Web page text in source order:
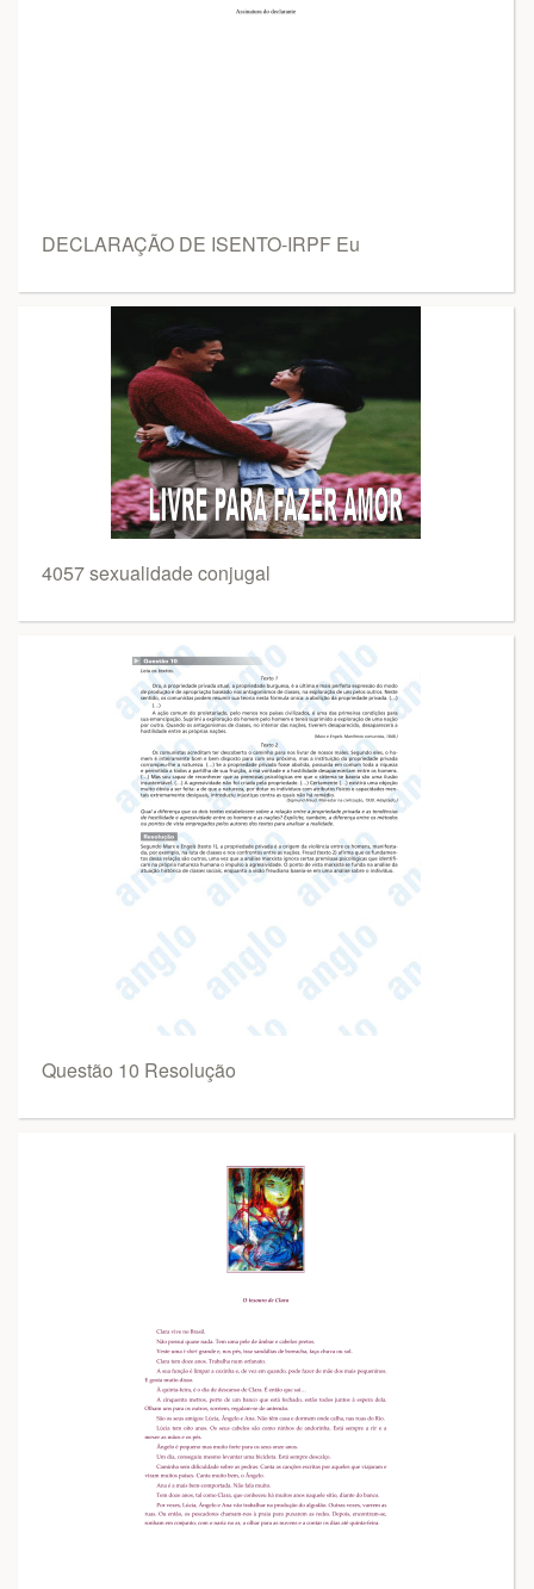
DECLARAÇÃO DE ISENTO-IRPF Eu
4057 sexualidade conjugal
Questão 10 Resolução